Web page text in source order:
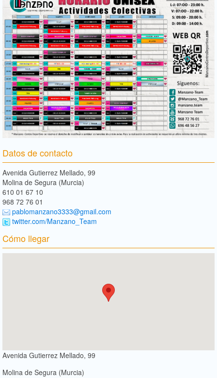
Datos de contacto
Avenida Gutierrez Mellado, 99
Molina de Segura (Murcia)
610 01 67 10
968 72 76 01
pablomanzano3333@gmail.com
twitter.com/Manzano_Team
Cómo llegar
Avenida Gutierrez Mellado, 99
Molina de Segura (Murcia)